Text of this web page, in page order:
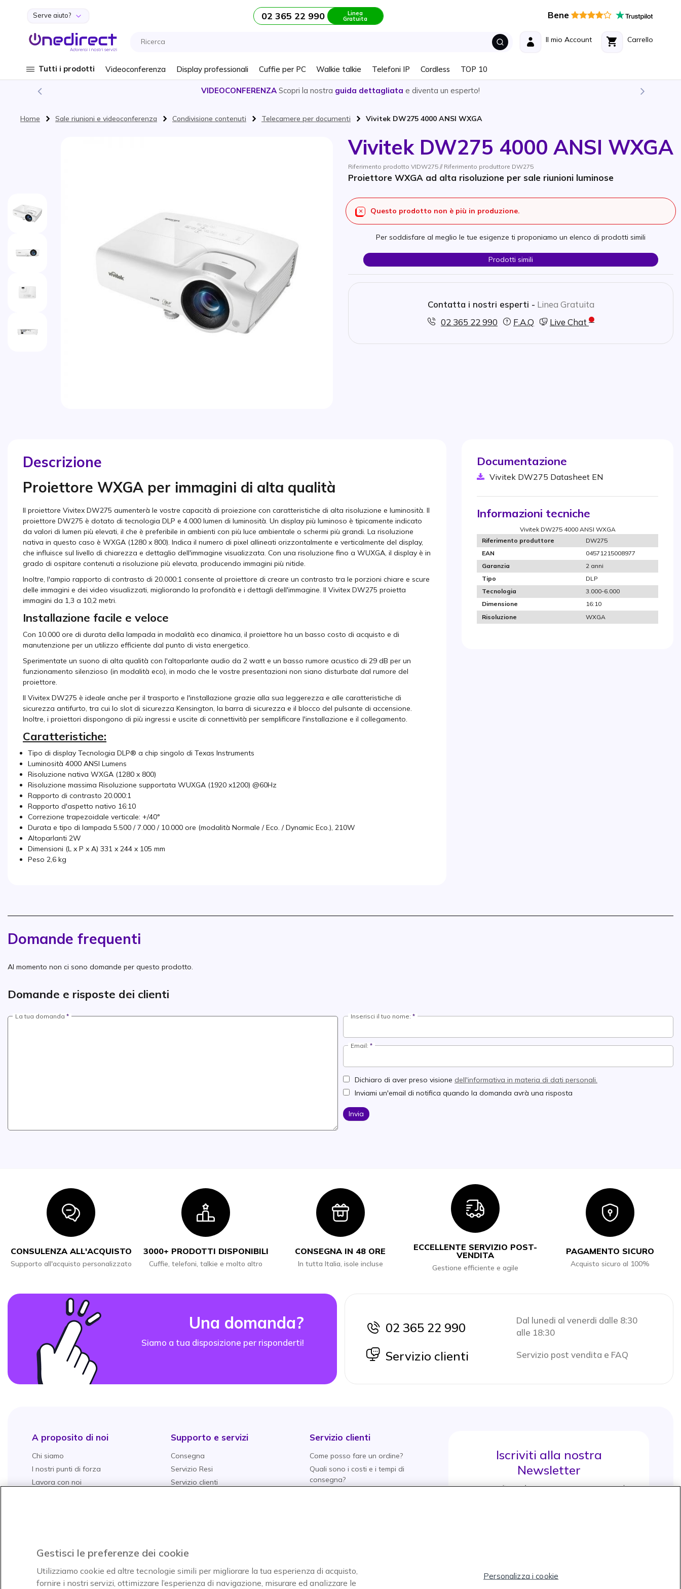
Salta al contenuto
Serve aiuto? 02 365 22 990 Linea
Gratuita Bene
Carrello
Il mio Account
Tutti i prodotti Videoconferenza Display professionali Cuffie per PC Walkie talkie Telefoni IP Cordless TOP 10
VIDEOCONFERENZA Scopri la nostra guida dettagliata e diventa un esperto!
Home Sale riunioni e videoconferenza Condivisione contenuti Telecamere per documenti Vivitek DW275 4000 ANSI WXGA
Vivitek DW275 4000 ANSI WXGA
Riferimento prodotto VIDW275 // Riferimento produttore DW275
Proiettore WXGA ad alta risoluzione per sale riunioni luminose
Questo prodotto non è più in produzione.
Per soddisfare al meglio le tue esigenze ti proponiamo un elenco di prodotti simili
Prodotti simili
Contatta i nostri esperti - Linea Gratuita
02 365 22 990
F.A.Q Live Chat
Descrizione
Proiettore WXGA per immagini di alta qualità
Il proiettore Vivitex DW275 aumenterà le vostre capacità di proiezione con caratteristiche di alta risoluzione e luminosità. Il
proiettore DW275 è dotato di tecnologia DLP e 4.000 lumen di luminosità. Un display più luminoso è tipicamente indicato
da valori di lumen più elevati, il che è preferibile in ambienti con più luce ambientale o schermi più grandi. La risoluzione
nativa in questo caso è WXGA (1280 x 800). Indica il numero di pixel allineati orizzontalmente e verticalmente del display,
che influisce sul livello di chiarezza e dettaglio dell'immagine visualizzata. Con una risoluzione fino a WUXGA, il display è in
grado di ospitare contenuti a risoluzione più elevata, producendo immagini più nitide.
Inoltre, l'ampio rapporto di contrasto di 20.000:1 consente al proiettore di creare un contrasto tra le porzioni chiare e scure
delle immagini e dei video visualizzati, migliorando la profondità e i dettagli dell'immagine. Il Vivitex DW275 proietta
immagini da 1,3 a 10,2 metri.
Installazione facile e veloce
Con 10.000 ore di durata della lampada in modalità eco dinamica, il proiettore ha un basso costo di acquisto e di
manutenzione per un utilizzo efficiente dal punto di vista energetico.
Sperimentate un suono di alta qualità con l'altoparlante audio da 2 watt e un basso rumore acustico di 29 dB per un
funzionamento silenzioso (in modalità eco), in modo che le vostre presentazioni non siano disturbate dal rumore del
proiettore.
Il Vivitex DW275 è ideale anche per il trasporto e l'installazione grazie alla sua leggerezza e alle caratteristiche di
sicurezza antifurto, tra cui lo slot di sicurezza Kensington, la barra di sicurezza e il blocco del pulsante di accensione.
Inoltre, i proiettori dispongono di più ingressi e uscite di connettività per semplificare l'installazione e il collegamento.
Caratteristiche:
Tipo di display Tecnologia DLP® a chip singolo di Texas Instruments
Luminosità 4000 ANSI Lumens
Risoluzione nativa WXGA (1280 x 800)
Risoluzione massima Risoluzione supportata WUXGA (1920 x1200) @60Hz
Rapporto di contrasto 20.000:1
Rapporto d'aspetto nativo 16:10
Correzione trapezoidale verticale: +/40°
Durata e tipo di lampada 5.500 / 7.000 / 10.000 ore (modalità Normale / Eco. / Dynamic Eco.), 210W
Altoparlanti 2W
Dimensioni (L x P x A) 331 x 244 x 105 mm
Peso 2,6 kg
Documentazione
Vivitek DW275 Datasheet EN
Informazioni tecniche
Vivitek DW275 4000 ANSI WXGA
Riferimento produttore
DW275
EAN
04571215008977
Garanzia
2 anni
Tipo
DLP
Tecnologia
3.000-6.000
Dimensione
16:10
Risoluzione
WXGA
Domande frequenti
Al momento non ci sono domande per questo prodotto.
Domande e risposte dei clienti
La tua domanda Inserisci il tuo nome:
Email:
Dichiaro di aver preso visione dell'informativa in materia di dati personali.
Inviami un'email di notifica quando la domanda avrà una risposta
Invia
Icon
CONSULENZA ALL'ACQUISTO
Supporto all'acquisto personalizzato
Icon
3000+ PRODOTTI DISPONIBILI
Cuffie, telefoni, talkie e molto altro
Icon
CONSEGNA IN 48 ORE
In tutta Italia, isole incluse
Icon
ECCELLENTE SERVIZIO POST-
VENDITA
Gestione efficiente e agile
Icon
PAGAMENTO SICURO
Acquisto sicuro al 100%
Una domanda?
Siamo a tua disposizione per risponderti!
icon
02 365 22 990
Dal lunedi al venerdi dalle 8:30
alle 18:30
icon
Servizio clienti Servizio post vendita e FAQ
A proposito di noi
Chi siamo
I nostri punti di forza
Lavora con noi
Promessa di match price
Supporto e servizi
Consegna
Servizio Resi
Servizio clienti
Pagamenti
Domande Frequenti
Guide all'acquisto
Servizio clienti
Come posso fare un ordine?
Quali sono i costi e i tempi di
consegna?
Iscriviti alla nostra
Newsletter
e approfitta di maggiori sconti e novità
Gestisci le preferenze dei cookie
Utilizziamo cookie ed altre tecnologie simili per migliorare la tua esperienza di acquisto,
fornire i nostri servizi, ottimizzare l’esperienza di navigazione, misurare ed analizzare le
Personalizza i cookie